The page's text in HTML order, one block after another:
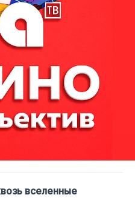
вселенные